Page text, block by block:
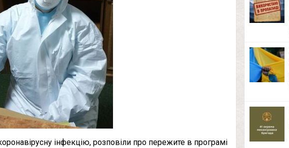
інфекцію, розповіли про пережите в програмі